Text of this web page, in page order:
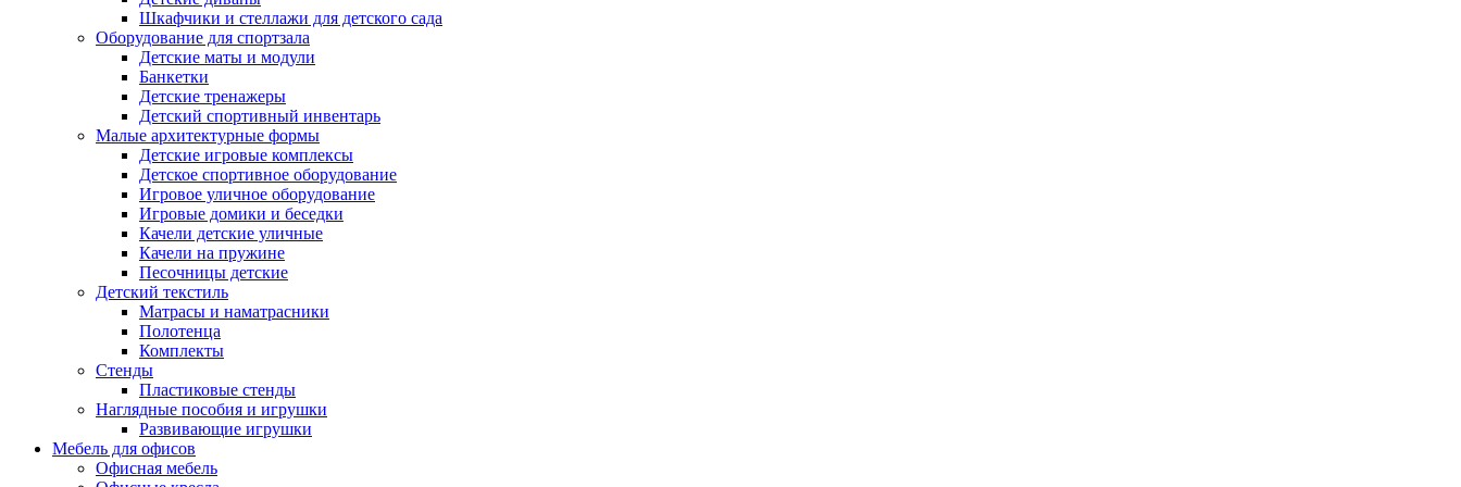
Шкафчики и стеллажи для детского сада
Оборудование для спортзала
Детские маты и модули
Банкетки
Детские тренажеры
Детский спортивный инвентарь
Малые архитектурные формы
Детские игровые комплексы
Детское спортивное оборудование
Игровое уличное оборудование
Игровые домики и беседки
Качели детские уличные
Качели на пружине
Песочницы детские
Детский текстиль
Матрасы и наматрасники
Полотенца
Комплекты
Стенды
Пластиковые стенды
Наглядные пособия и игрушки
Развивающие игрушки
Мебель для офисов
Офисная мебель